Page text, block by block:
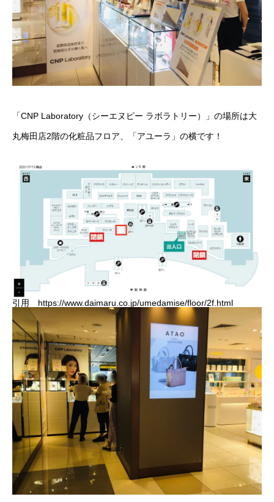
「CNP Laboratory（シーエヌピー ラボラトリー）」の場所は大
丸梅田店2階の化粧品フロア、「アユーラ」の横です！
引用 https://www.daimaru.co.jp/umedamise/floor/2f.html